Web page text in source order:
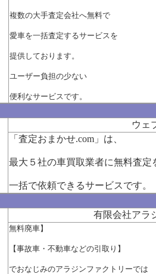
複数の大手査定会社へ無料で
愛車を一括査定するサービスを
提供しております。
ユーザー負担の少ない
便利なサービスです。
ウェ
「査定おまかせ.com」は、
最大５社の車買取業者に無料査定
一括で依頼できるサービスです。
有限会社アラ
無料廃車】
【事故車・不動車などの引取り】
でおなじみのアラジンファクトリーでは